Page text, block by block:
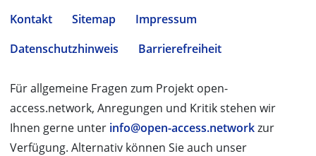
Kontakt Sitemap
Impressum
Datenschutzhinweis
Barrierefreiheit
Für allgemeine Fragen zum Projekt open-
access.network, Anregungen und Kritik stehen wir
Ihnen gerne unter info@open-access.networkzur
Verfügung. Alternativ können Sie auch unser